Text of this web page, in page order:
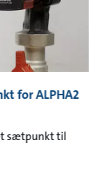
for ALPHA2
sætpunkt til